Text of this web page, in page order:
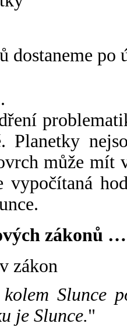
dostaneme po
.
Planetky
může mít
vypočítaná
zákonů …
zákon
Slunce
je Slunce."